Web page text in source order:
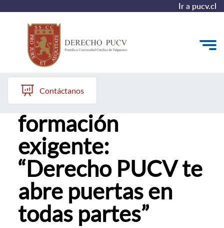
Ir a pucv.cl
Quiénes somos
Estudiantes y Admisión
Postgrados y Formación Continua
Investigación y Biblioteca
Vinculación con el Medio y Alumni
Contáctanos
Cecilia Latorre, Alumni Derecho PUCV
El valor de la
formación
exigente:
“Derecho PUCV te
abre puertas en
todas partes”